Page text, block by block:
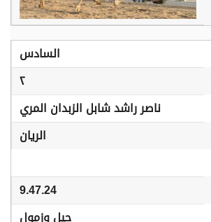
السادس
٢
ناصر راشد شابل الزبدان المري
الريان
9.47.24
حيل وزمول